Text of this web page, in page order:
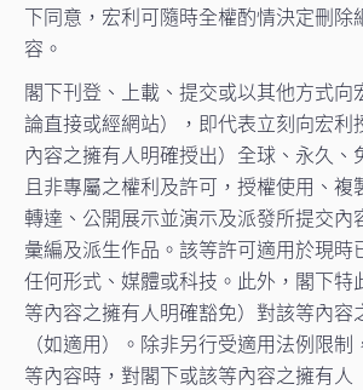
下同意，宏利可隨時全權酌情決定刪除
容。
閣下刊登、上載、提交或以其他方式向
論直接或經網站），即代表立刻向宏利
內容之擁有人明確授出）全球、永久、
且非專屬之權利及許可，授權使用、複
轉達、公開展示並演示及派發所提交內
彙編及派生作品。該等許可適用於現時
任何形式、媒體或科技。此外，閣下特
等內容之擁有人明確豁免）對該等內容
（如適用）。除非另行受適用法例限
等內容時，對閣下或該等內容之擁有人